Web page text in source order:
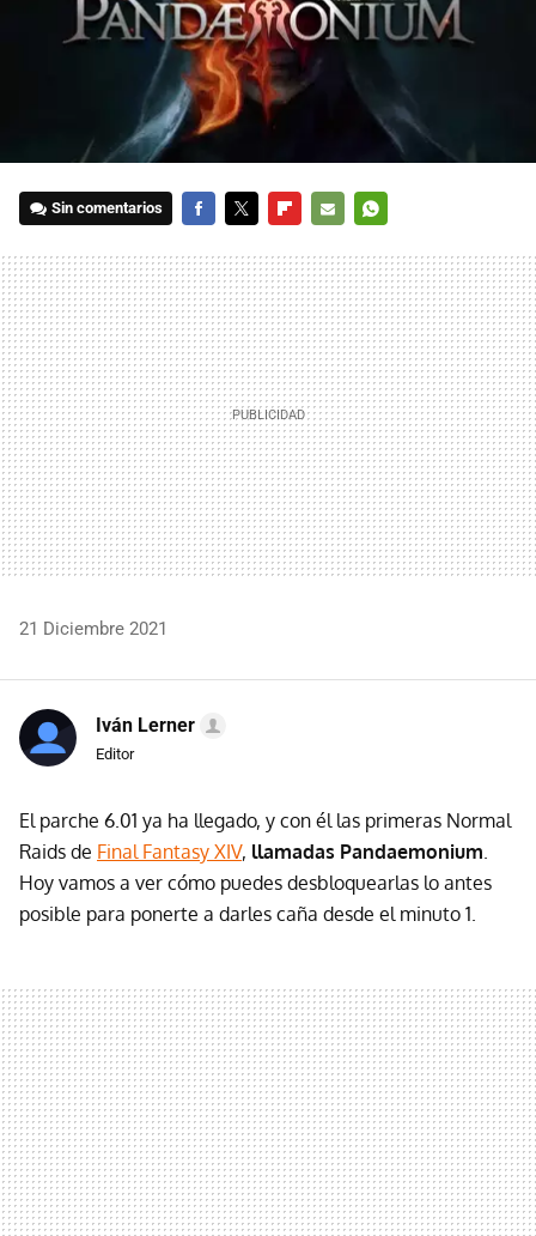
Sin comentarios
MAIL
21 Diciembre 2021
Iván Lerner
Editor
El parche 6.01 ya ha llegado, y con él las primeras Normal
Raids de Final Fantasy XIV, llamadas Pandaemonium
Hoy vamos a ver cómo puedes desbloquearlas lo antes
posible para ponerte a darles caña desde el minuto 1.